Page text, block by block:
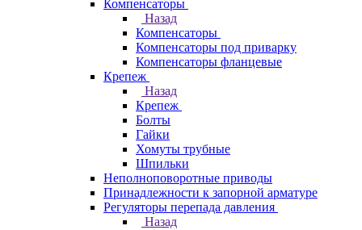
Компенсаторы
Назад
Компенсаторы
Компенсаторы под приварку
Компенсаторы фланцевые
Крепеж
Назад
Крепеж
Болты
Гайки
Хомуты трубные
Шпильки
Неполноповоротные приводы
Принадлежности к запорной арматуре
Регуляторы перепада давления
Назад